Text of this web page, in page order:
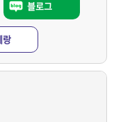
블로그
랑